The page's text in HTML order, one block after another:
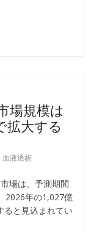
場規模は
拡大する
血液透析
場は、予測期間
2026年の1,027億
ると見込まれてい